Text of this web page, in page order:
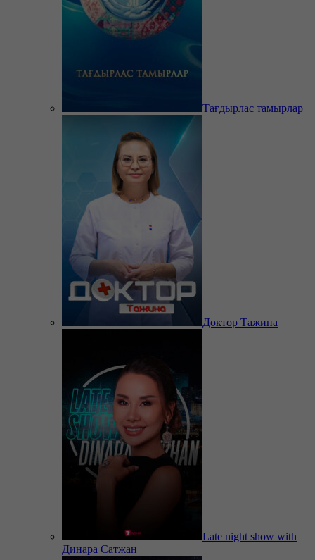
Тағдырлас тамырлар
Доктор Тажина
Late night show with
Динара Сатжан